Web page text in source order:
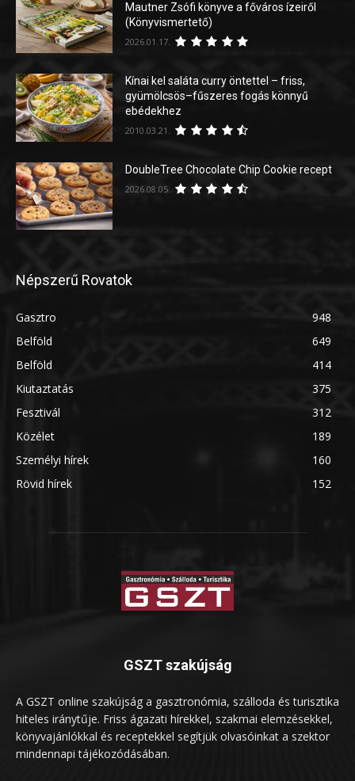
Mautner Zsófi könyve a főváros ízeiről
(Könyvismertető)
2026.01.17.
Kínai kel saláta curry öntettel – friss,
gyümölcsös–fűszeres fogás könnyű
ebédekhez
2010.03.21.
DoubleTree Chocolate Chip Cookie recept
2026.08.05.
Népszerű Rovatok
Gasztro
948
Belföld
649
Belföld
414
Kiutaztatás
375
Fesztivál
312
Közélet
189
Személyi hírek
160
Rövid hírek
152
GSZT szakújság
A GSZT online szakújság a gasztronómia, szálloda és turisztika
hiteles iránytűje. Friss ágazati hírekkel, szakmai elemzésekkel,
könyvajánlókkal és receptekkel segítjük olvasóinkat a szektor
mindennapi tájékozódásában.